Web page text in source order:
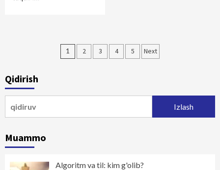
Maqolalar
1 2 3 4 5 Next
Qidirish
Muammo
Algoritm va til: kim g'olib?